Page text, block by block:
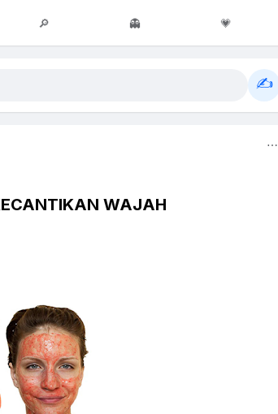
🔎 👻 💗
✍️
⋯
WAJAH